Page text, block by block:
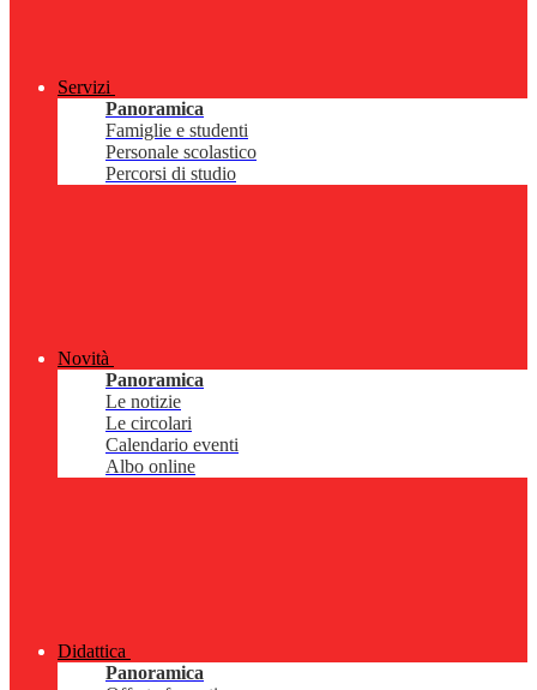
Servizi
Panoramica
Famiglie e studenti
Personale scolastico
Percorsi di studio
Novità
Panoramica
Le notizie
Le circolari
Calendario eventi
Albo online
Didattica
Panoramica